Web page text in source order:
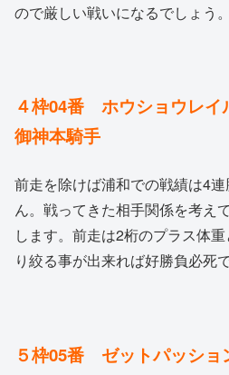
ので厳しい戦いになるでしょう。
４枠04番 ホウショウ
御神本騎手
前走を除けば浦和での戦績は4
ん。戦ってきた相手関係を考え
します。前走は2桁のプラス体
り絞る事が出来れば好勝負必死
５枠05番 ゼットパッ